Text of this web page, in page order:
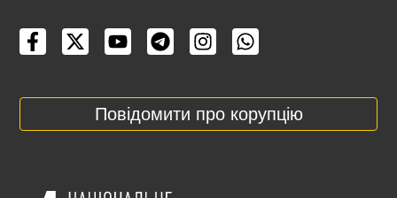
Повідомити про корупцію